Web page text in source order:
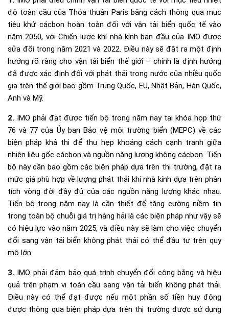
độ toàn cầu của Thỏa thuận Paris bằng cách thông qua mục
tiêu khử cácbon hoàn toàn đối với vận tải biển quốc tế vào
năm 2050, với Chiến lược khí nhà kính ban đầu của IMO được
sửa đổi trong năm 2021 và 2022. Điều này sẽ đặt ra một định
hướng rõ ràng cho vận tải biển thế giới – chính là định hướng
đã được xác định đối với phát thải trong nước của nhiều quốc
gia trên thế giới bao gồm Trung Quốc, EU, Nhật Bản, Hàn Quốc,
Anh và Mỹ.
2. IMO phải đạt được tiến bộ trong năm nay tại khóa họp thứ
76 và 77 của Ủy ban Bảo vệ môi trường biển (MEPC) về các
biện pháp khả thi để thu hẹp khoảng cách cạnh tranh giữa
nhiên liệu gốc cácbon và nguồn năng lượng không cácbon. Tiến
bộ này cần bao gồm các biện pháp dựa trên thị trường, đặt ra
mức giá phù hợp về lượng phát thải khí nhà kính dựa trên phân
tích vòng đời đầy đủ của các nguồn năng lượng khác nhau.
Tiến bộ trong năm nay là cần thiết để tăng cường niềm tin
trong toàn bộ chuỗi giá trị hàng hải là các biện pháp như vậy sẽ
có hiệu lực vào năm 2025, và điều này sẽ làm cho việc chuyển
đổi sang vận tải biển không phát thải có thể đầu tư trên quy
mô lớn.
3. IMO phải đảm bảo quá trình chuyển đổi công bằng và hiệu
quả trên phạm vi toàn cầu sang vận tải biển không phát thải.
Điều này có thể đạt được nếu một phần số tiền huy động
được thông qua biện pháp dựa trên thị trường được sử dụng